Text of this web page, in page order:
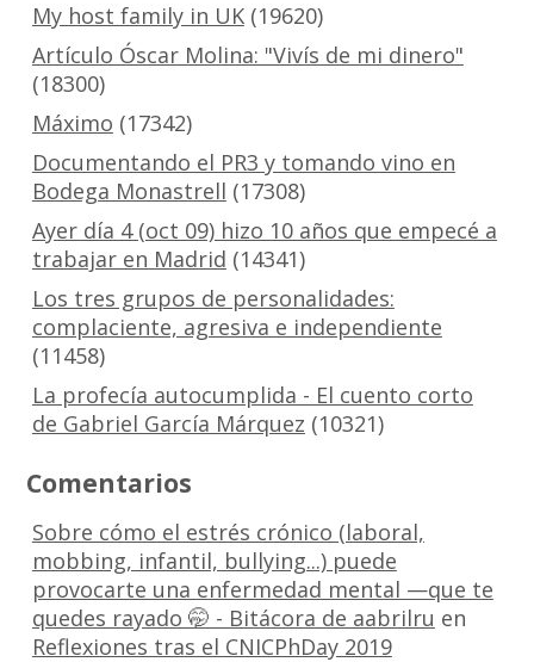
My host family in UK(19620)
Artículo Óscar Molina: "Vivís de mi dinero"
(18300)
Máximo (17342)
Documentando el PR3 y tomando vino en
Bodega Monastrell (17308)
Ayer día 4 (oct 09) hizo 10 años que empecé a
trabajar en Madrid (14341)
Los tres grupos de personalidades:
complaciente, agresiva e independiente
(11458)
La profecía autocumplida - El cuento corto
de Gabriel García Márquez (10321)
Comentarios
Sobre cómo el estrés crónico (laboral,
mobbing, infantil, bullying...) puede
provocarte una enfermedad mental —que te
quedes rayado 🤭 - Bitácora de aabrilru en
Reflexiones tras el CNICPhDay 2019